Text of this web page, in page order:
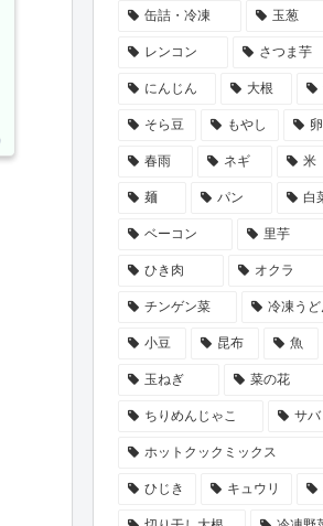
缶詰・冷凍 玉葱
レンコン さつま芋
にんじん 大根
そら豆 もやし 卵
春雨 ネギ 米
麺 パン 白
ベーコン 里芋
ひき肉 オクラ
チンゲン菜 冷凍うど
小豆 昆布 魚
玉ねぎ 菜の花
ちりめんじゃこ サバ
ホットクックミックス
ひじき キュウリ